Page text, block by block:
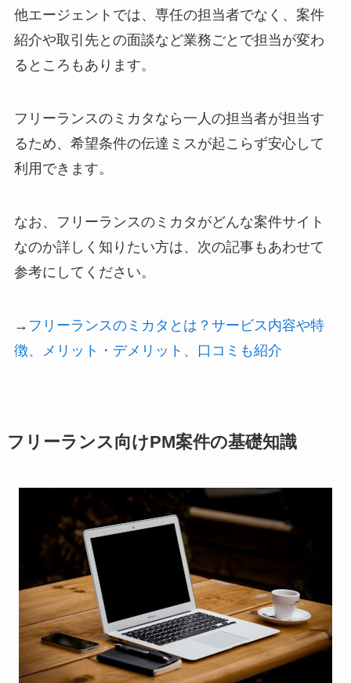
他エージェントでは、専任の担当者でなく、案件
紹介や取引先との面談など業務ごとで担当が変わ
るところもあります。
フリーランスのミカタなら一人の担当者が担当す
るため、希望条件の伝達ミスが起こらず安心して
利用できます。
なお、フリーランスのミカタがどんな案件サイト
なのか詳しく知りたい方は、次の記事もあわせて
参考にしてください。
→ フリーランスのミカタとは？サービス内容や特
徴、メリット・デメリット、口コミも紹介
フリーランス向けPM案件の基礎知識